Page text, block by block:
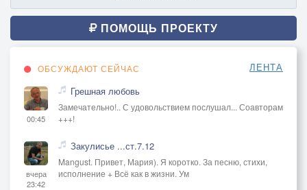
ПОМОЩЬ ПРОЕКТУ
ОБСУЖДАЮТ СЕЙЧАС ЛЕНТА
00:45
Грешная любовь
Замечательно!.. С удовольствием послушал... Соавторам
+++!
вчера
23:42
Закулисье ...ст.7.12
Mangust. Привет, Мария). Я коротко. За песню, стихи,
исполнение + Всё как в жизни. Ум